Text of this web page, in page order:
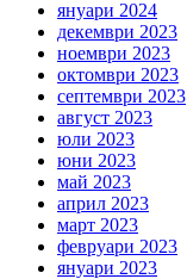
януари 2024
декември 2023
ноември 2023
октомври 2023
септември 2023
август 2023
юли 2023
юни 2023
май 2023
април 2023
март 2023
февруари 2023
януари 2023